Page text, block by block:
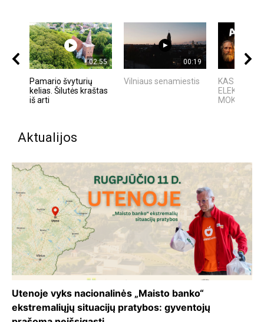
02:55
Pamario švyturių
kelias. Šilutės kraštas
iš arti
00:19
Vilniaus senamiestis
KAS IŠRADO
ELEKTRĄ? 6
Aktualijos
Utenoje vyks nacionalinės „Maisto banko“
ekstremaliųjų situacijų pratybos: gyventojų